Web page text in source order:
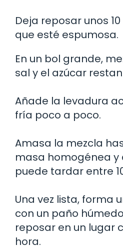
Deja reposar unos
que esté espumosa.
En un bol grande,
sal y el azúcar
Añade la levadura
fría poco a poco.
Amasa la mezcla
masa homogénea y
puede tardar entre
Una vez lista, forma
con un paño
reposar en un lugar
hora.